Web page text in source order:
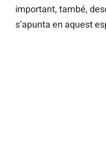
important, també,
s’apunta en aquest